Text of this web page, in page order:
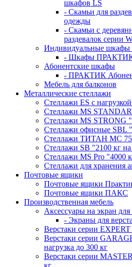
шкафов LS
- Скамьи для
одежды
- Скамьи с
раздевалок серии
Индивидуальные шкафы
- Шкафы ПРАКТИК
Абонентские шкафы
- ПРАКТИК
Мебель для балконов
Металлические стеллажи
Стеллажи ES с
Стеллажи MS
Стеллажи MS STRONG
Стеллажи офисные SBL
Стеллажи ТИТАН МС
Стеллажи SB "2100 кг
Стеллажи MS Pro "4000
Стеллажи для хранения
Почтовые ящики
Почтовые ящики
Почтовые ящики ПАКС
Производственная мебель
Аксессуары на экран для
- Экраны для
Верстаки серии EXPERT
Верстаки серии
нагрузка до 300 кг
Верстаки серии
кг